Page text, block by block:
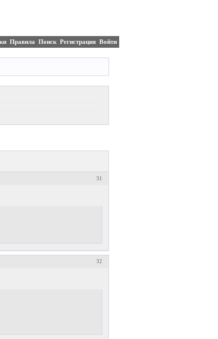
Правила Поиск Регистрация Войти
31
32